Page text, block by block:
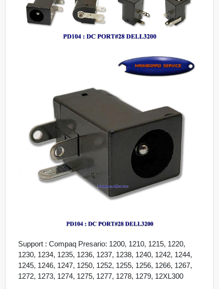
Support : Compaq Presario: 1200, 1210, 1215, 1220,
1230, 1234, 1235, 1236, 1237, 1238, 1240, 1242, 1244,
1245, 1246, 1247, 1250, 1252, 1255, 1256, 1266, 1267,
1272, 1273, 1274, 1275, 1277, 1278, 1279, 12XL300